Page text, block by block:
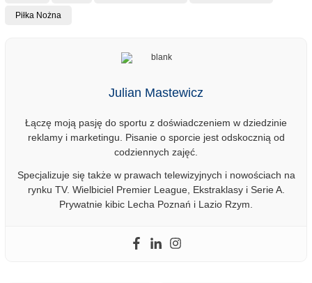
Piłka Nożna
Julian Mastewicz
Łączę moją pasję do sportu z doświadczeniem w dziedzinie
reklamy i marketingu. Pisanie o sporcie jest odskocznią od
codziennych zajęć.
Specjalizuje się także w prawach telewizyjnych i nowościach na
rynku TV. Wielbiciel Premier League, Ekstraklasy i Serie A.
Prywatnie kibic Lecha Poznań i Lazio Rzym.